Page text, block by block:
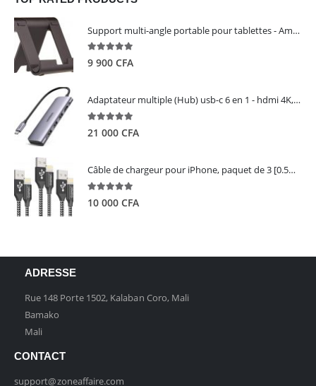
Support multi-angle portable pour tablettes - Amazon Basics
5.00out of 5
9 900 CFA
Adaptateur multiple (Hub) usb-c 6 en 1 - hdmi 4K, 3 ports USB 3.0 et lecteur de carte sd tf - UGREEN
5.00out of 5
21 000 CFA
Câble de chargeur pour iPhone, paquet de 3 [0.5M 1M 2M] - GIANAC
5.00out of 5
10 000 CFA
ADRESSE
Rue 148 Porte 1502, Kalaban Coro, Mali
Bamako
Mali
CONTACT
support@zoneaffaire.com